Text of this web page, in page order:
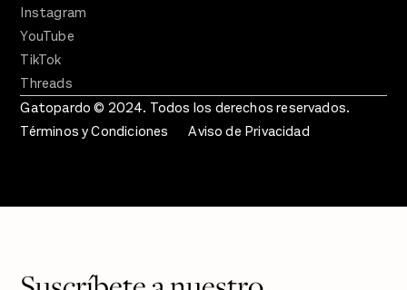
Instagram
YouTube
TikTok
Threads
Gatopardo © 2024. Todos los derechos reservados.
Términos y Condiciones
Aviso de Privacidad